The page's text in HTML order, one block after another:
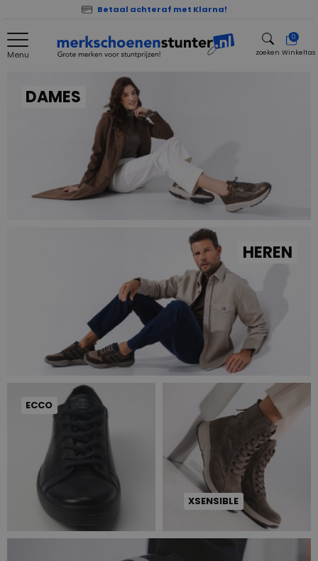
Betaal achteraf met Klarna!
Menu zoeken
0
Winkeltas
DAMES
HEREN
ECCO
XSENSIBLE